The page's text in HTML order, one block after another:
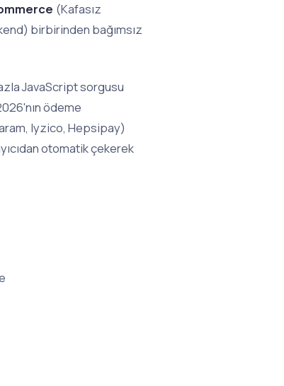
(Kafasız
birbirinden bağımsız
JavaScript sorgusu
ödeme
Iyzico, Hepsipay)
otomatik çekerek